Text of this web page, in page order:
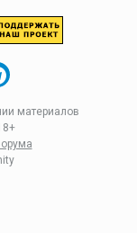
материалов